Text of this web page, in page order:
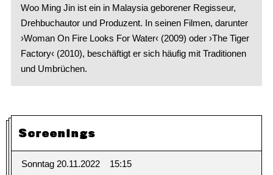
Woo Ming Jin ist ein in Malaysia geborener Regisseur,
Drehbuchautor und Produzent. In seinen Filmen, darunter
›Woman On Fire Looks For Water‹ (2009) oder ›The Tiger
Factory‹ (2010), beschäftigt er sich häufig mit Traditionen
und Umbrüchen.
Screenings
Sonntag 20.11.2022
15:15